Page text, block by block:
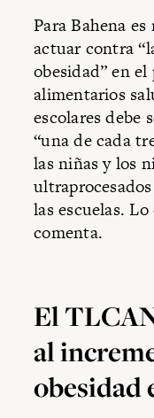
Para Bahena
actuar contra
obesidad” en
alimentarios
escolares debe
“una de cada
las niñas y los
las escuelas.
comenta.
El
al
obesidad